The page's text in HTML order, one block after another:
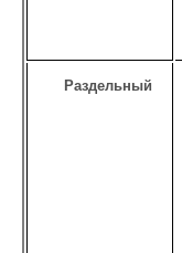
Раздельный